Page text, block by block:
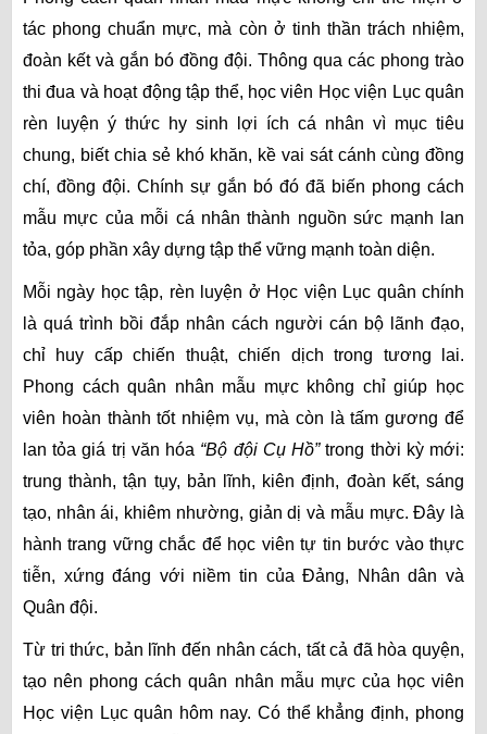
tác phong chuẩn mực, mà còn ở tinh thần trách nhiệm,
đoàn kết và gắn bó đồng đội. Thông qua các phong trào
thi đua và hoạt động tập thể, học viên Học viện Lục quân
rèn luyện ý thức hy sinh lợi ích cá nhân vì mục tiêu
chung, biết chia sẻ khó khăn, kề vai sát cánh cùng đồng
chí, đồng đội. Chính sự gắn bó đó đã biến phong cách
mẫu mực của mỗi cá nhân thành nguồn sức mạnh lan
tỏa, góp phần xây dựng tập thể vững mạnh toàn diện.
Mỗi ngày học tập, rèn luyện ở Học viện Lục quân chính
là quá trình bồi đắp nhân cách người cán bộ lãnh đạo,
chỉ huy cấp chiến thuật, chiến dịch trong tương lai.
Phong cách quân nhân mẫu mực không chỉ giúp học
viên hoàn thành tốt nhiệm vụ, mà còn là tấm gương để
lan tỏa giá trị văn hóa “Bộ đội Cụ Hồ”trong thời kỳ mới:
trung thành, tận tụy, bản lĩnh, kiên định, đoàn kết, sáng
tạo, nhân ái, khiêm nhường, giản dị và mẫu mực. Đây là
hành trang vững chắc để học viên tự tin bước vào thực
tiễn, xứng đáng với niềm tin của Đảng, Nhân dân và
Quân đội.
Từ tri thức, bản lĩnh đến nhân cách, tất cả đã hòa quyện,
tạo nên phong cách quân nhân mẫu mực của học viên
Học viện Lục quân hôm nay. Có thể khẳng định, phong